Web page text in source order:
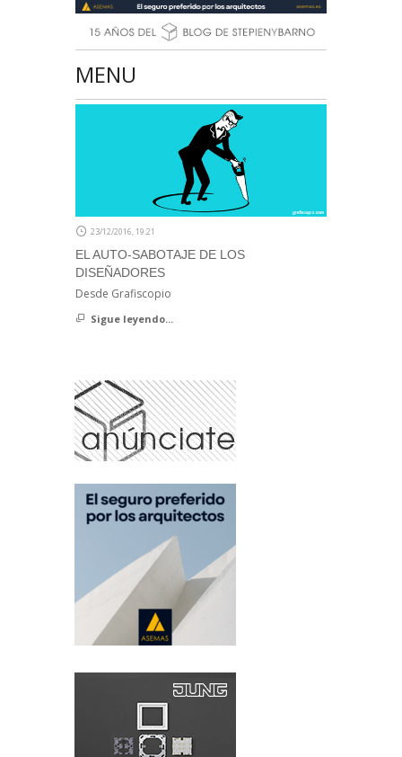
MENU
23/12/2016, 19:21
EL AUTO-SABOTAJE DE LOS
DISEÑADORES
Desde Grafiscopio
Sigue leyendo...